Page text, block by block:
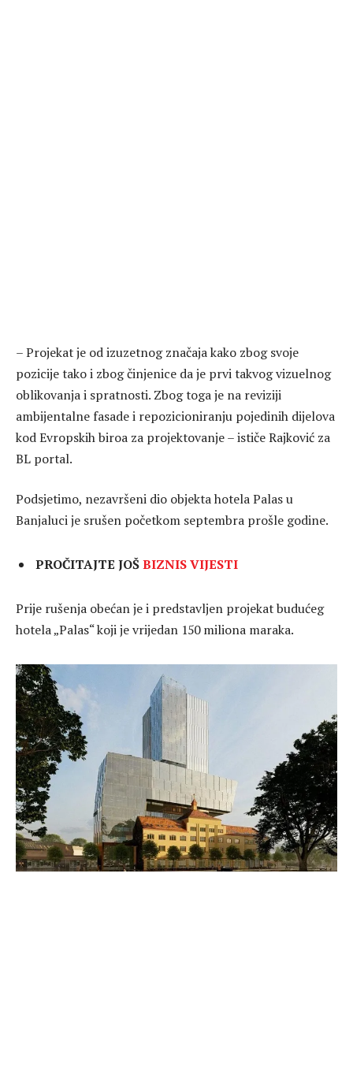
– Projekat je od izuzetnog značaja kako zbog svoje
pozicije tako i zbog činjenice da je prvi takvog vizuelnog
oblikovanja i spratnosti. Zbog toga je na reviziji
ambijentalne fasade i repozicioniranju pojedinih dijelova
kod Evropskih biroa za projektovanje – ističe Rajković za
BL portal.
Podsjetimo, nezavršeni dio objekta hotela Palas u
Banjaluci je srušen početkom septembra prošle godine.
PROČITAJTE JOŠBIZNIS VIJESTI
Prije rušenja obećan je i predstavljen projekat budućeg
hotela „Palas“ koji je vrijedan 150 miliona maraka.